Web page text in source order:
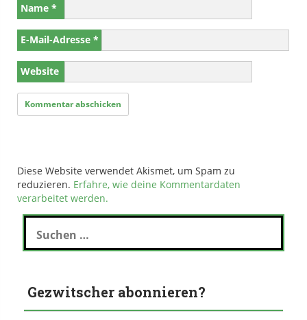
Name *
E-Mail-Adresse *
Website
Diese Website verwendet Akismet, um Spam zu
reduzieren. Erfahre, wie deine Kommentardaten
verarbeitet werden.
Suchen
nach:
Gezwitscher abonnieren?